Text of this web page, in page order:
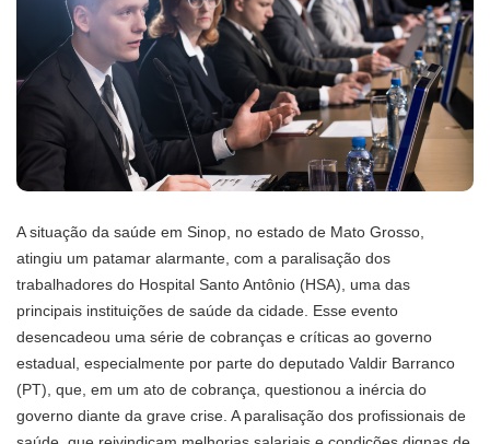
A situação da saúde em Sinop, no estado de Mato Grosso,
atingiu um patamar alarmante, com a paralisação dos
trabalhadores do Hospital Santo Antônio (HSA), uma das
principais instituições de saúde da cidade. Esse evento
desencadeou uma série de cobranças e críticas ao governo
estadual, especialmente por parte do deputado Valdir Barranco
(PT), que, em um ato de cobrança, questionou a inércia do
governo diante da grave crise. A paralisação dos profissionais de